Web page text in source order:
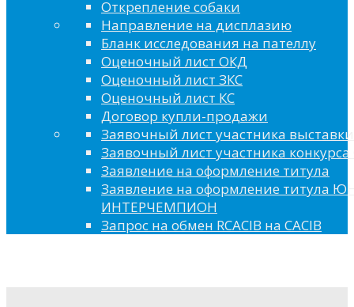
Открепление собаки
Направление на дисплазию
Бланк исследования на пателлу
Оценочный лист ОКД
Оценочный лист ЗКС
Оценочный лист КС
Договор купли-продажи
Заявочный лист участника выставки
Заявочный лист участника конкурса
Заявление на оформление титула
Заявление на оформление титула
ИНТЕРЧЕМПИОН
Запрос на обмен RCACIB на CACIB